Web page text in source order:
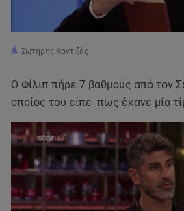
Σωτήρης Κοντιζάς
Ο Φίλιπ πήρε 7 βαθμούς από τον
οποίος του είπε πως έκανε μία